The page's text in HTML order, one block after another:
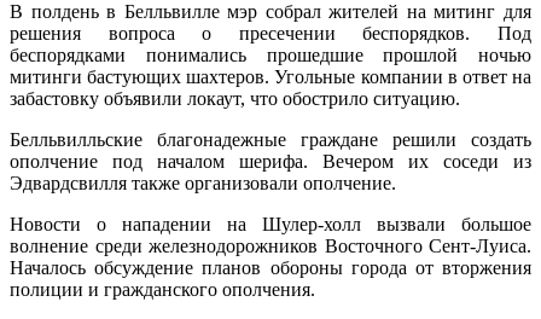
В полдень в Белльвилле мэр собрал жителей на митинг для
решения вопроса о пресечении беспорядков. Под
беспорядками понимались прошедшие прошлой ночью
митинги бастующих шахтеров. Угольные компании в ответ на
забастовку объявили локаут, что обострило ситуацию.
Белльвилльские благонадежные граждане решили создать
ополчение под началом шерифа. Вечером их соседи из
Эдвардсвилля также организовали ополчение.
Новости о нападении на Шулер-холл вызвали большое
волнение среди железнодорожников Восточного Сент-Луиса.
Началось обсуждение планов обороны города от вторжения
полиции и гражданского ополчения.